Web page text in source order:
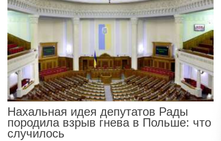
Нахальная идея депутатов Рады
породила взрыв гнева в Польше: что
случилось